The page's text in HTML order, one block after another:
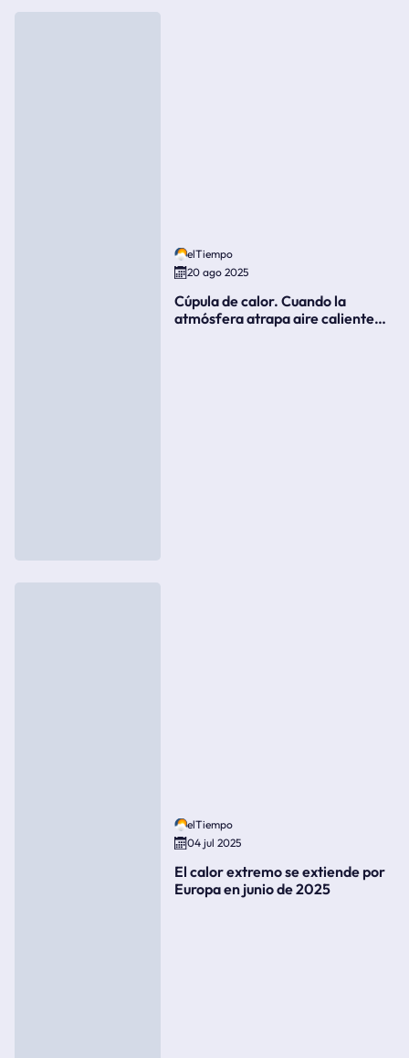
elTiempo
20 ago 2025
Cúpula de calor. Cuando la
atmósfera atrapa aire caliente
elTiempo
04 jul 2025
El calor extremo se extiende por
Europa en junio de 2025